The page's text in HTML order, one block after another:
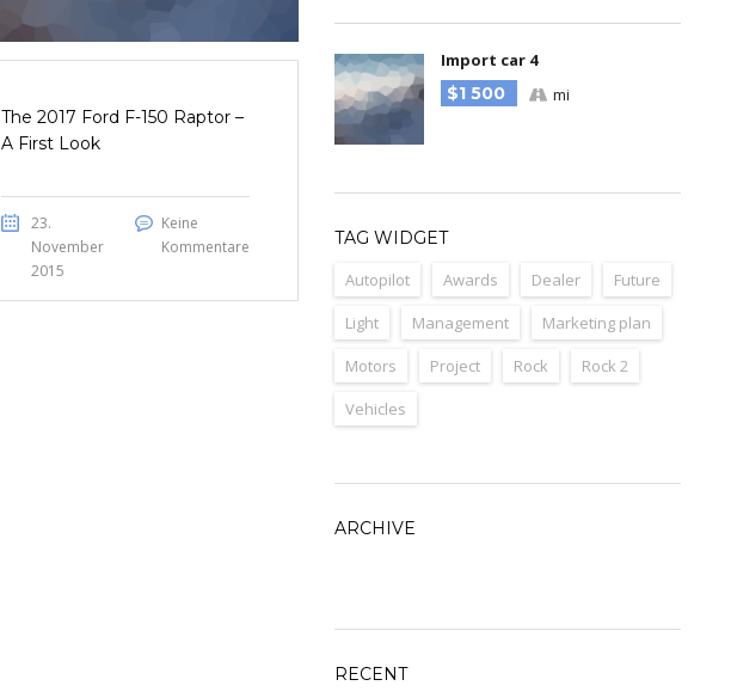
The 2017 Ford F-150 Raptor –
A First Look
23.
November
2015
Keine
Kommentare
Import car 4
$1 500
mi
TAG WIDGET
Autopilot
Awards Dealer
Future
Light
Management
Marketing plan
Motors
Project Rock
Rock 2
Vehicles
ARCHIVE
RECENT